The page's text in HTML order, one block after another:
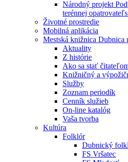
Národný projekt
terénnej
Životné prostredie
Mobilná aplikácia
Mestská knižnica Dubnica
Aktuality
Z histórie
Ako sa stať
Knižničný a
Služby
Zoznam periodík
Cenník služieb
On-line katalóg
Vaša tvorba
Kultúra
Folklór
Dubnický
FS Vršatec